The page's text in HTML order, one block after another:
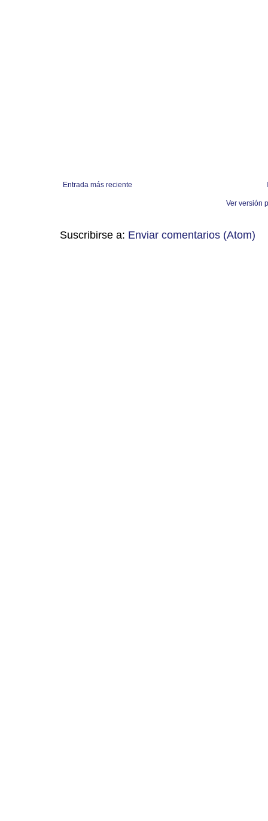
Entrada más reciente
Ver versión
Suscribirse a: Enviar comentarios (Atom)